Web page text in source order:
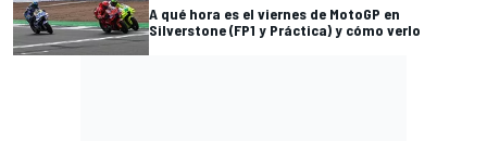
A qué hora es el viernes de MotoGP en
Silverstone (FP1 y Práctica) y cómo verlo